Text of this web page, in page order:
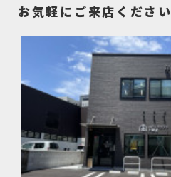
お気軽にご来店ください